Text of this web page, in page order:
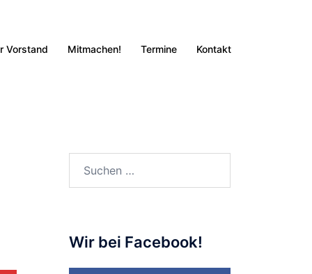
Vorstand Mitmachen! Termine Kontakt
Wir bei Facebook!